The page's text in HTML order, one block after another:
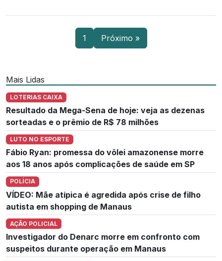
1 Próximo »
Mais Lidas
LOTERIAS CAIXA
Resultado da Mega-Sena de hoje: veja as dezenas
sorteadas e o prêmio de R$ 78 milhões
LUTO NO ESPORTE
Fábio Ryan: promessa do vôlei amazonense morre
aos 18 anos após complicações de saúde em SP
POLÍCIA
VÍDEO: Mãe atípica é agredida após crise de filho
autista em shopping de Manaus
AÇÃO POLICIAL
Investigador do Denarc morre em confronto com
suspeitos durante operação em Manaus